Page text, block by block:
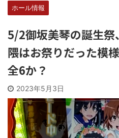
ホール情報
5/2御坂美琴の誕生祭
隈はお祭りだった模
全6か？
2023年5月3日